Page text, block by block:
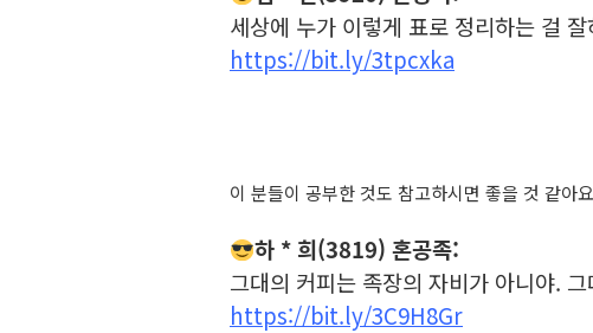
세상에 누가 이렇게 표로 정리하는 걸
https://bit.ly/3tpcxka
이 분들이 공부한 것도 참고하시면 좋을 것 같아
하 * 희(3819) 혼공족:
그대의 커피는 족장의 자비가 아니야.
https://bit.ly/3C9H8Gr